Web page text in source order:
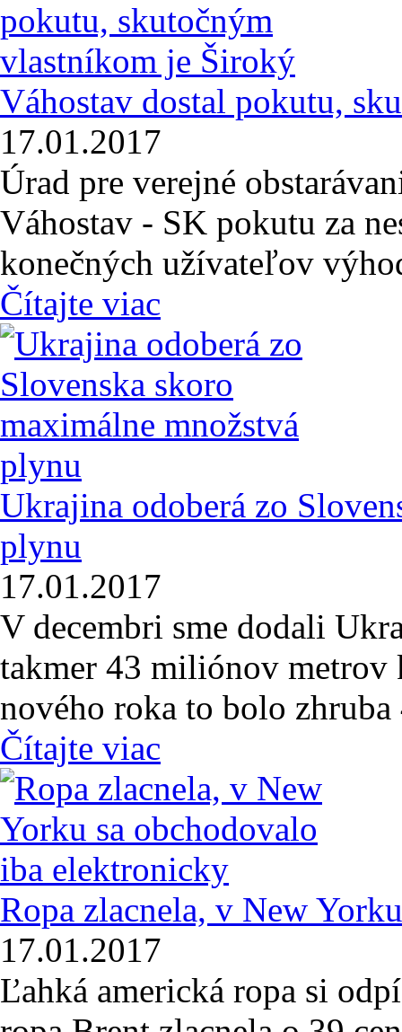
Váhostav dostal pokutu,
17.01.2017
Úrad pre verejné
Váhostav - SK pokutu za
konečných užívateľov
Čítajte viac
Ukrajina odoberá zo
plynu
17.01.2017
V decembri sme dodali
takmer 43 miliónov
nového roka to bolo
Čítajte viac
Ropa zlacnela, v New
17.01.2017
Ľahká americká ropa si